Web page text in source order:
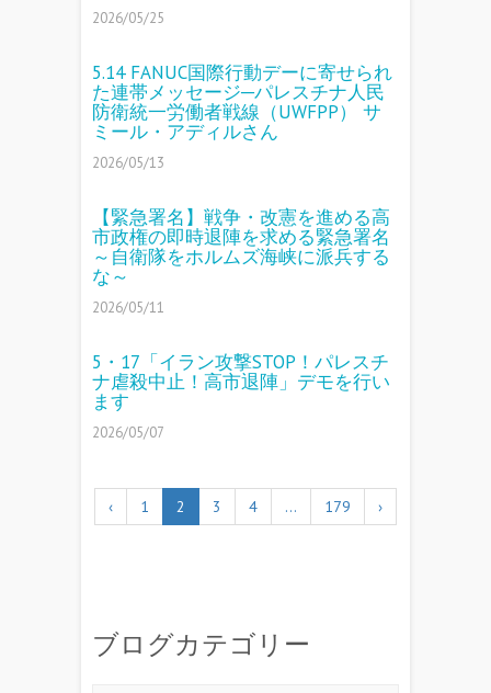
2026/05/25
5.14 FANUC国際行動デーに寄せられ
た連帯メッセージ─パレスチナ人民
防衛統一労働者戦線（UWFPP） サ
ミール・アディルさん
2026/05/13
【緊急署名】戦争・改憲を進める高
市政権の即時退陣を求める緊急署名
～自衛隊をホルムズ海峡に派兵する
な～
2026/05/11
5・17「イラン攻撃STOP！パレスチ
ナ虐殺中止！高市退陣」デモを行い
ます
2026/05/07
‹ 1 2 3 4 … 179 ›
ブログカテゴリー